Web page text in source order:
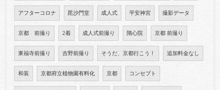
アフターコロナ 毘沙門堂 成人式 平安神宮 撮影データ
京都 前撮り 2着 成人式前撮り 隋心院 京都 前撮り
東福寺前撮り 吉野前撮り そうだ、京都行こう！ 追加料金なし
和装 京都府立植物園有料化 京都 コンセプト